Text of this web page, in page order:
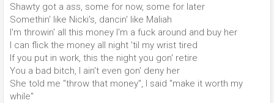
Shawty got a ass, some for now, some for later
Somethin' like Nicki's, dancin' like Maliah
I'm throwin' all this money I'm a fuck around and buy her
I can flick the money all night 'til my wrist tired
If you put in work, this the night you gon' retire
You a bad bitch, I ain't even gon' deny her
She told me "throw that money", I said "make it worth my
while"